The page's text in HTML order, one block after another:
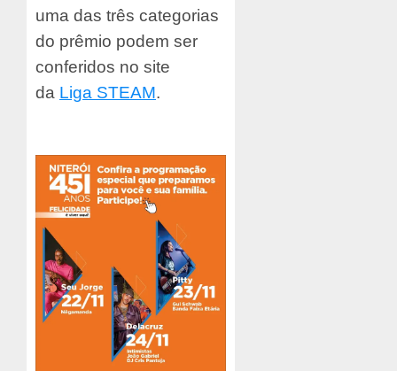
uma das três categorias
do prêmio podem ser
conferidos no site
da Liga STEAM.